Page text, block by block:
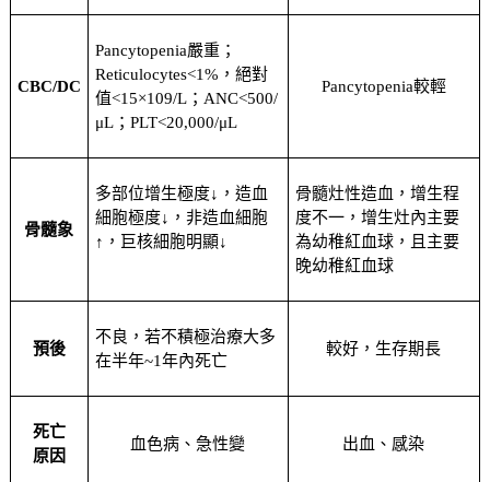
CBC/DC
Pancytopenia嚴重；
Reticulocytes<1%，絕對
值<15×109/L；ANC<500/
μL；PLT<20,000/μL
Pancytopenia較輕
骨髓象
多部位增生極度↓，造血
細胞極度↓，非造血細胞
↑，巨核細胞明顯↓
骨髓灶性造血，增生程
度不一，增生灶內主要
為幼稚紅血球，且主要
晚幼稚紅血球
預後
不良，若不積極治療大多
在半年~1年內死亡
較好，生存期長
死亡
原因
血色病、急性變 出血、感染